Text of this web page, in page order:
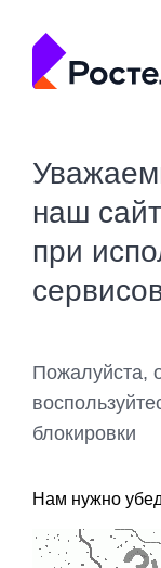
наш
при
Пожалуйста,
блокировки
Нам нужно